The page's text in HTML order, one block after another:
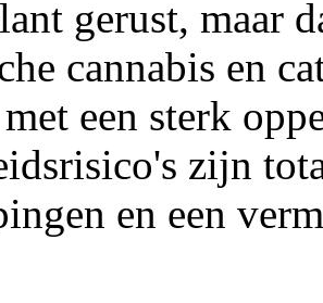
gerust, maar
cannabis en
een sterk
zijn
en een